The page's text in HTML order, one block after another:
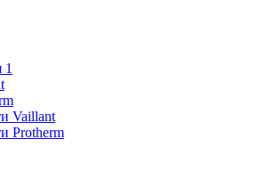
1
Vaillant
Protherm